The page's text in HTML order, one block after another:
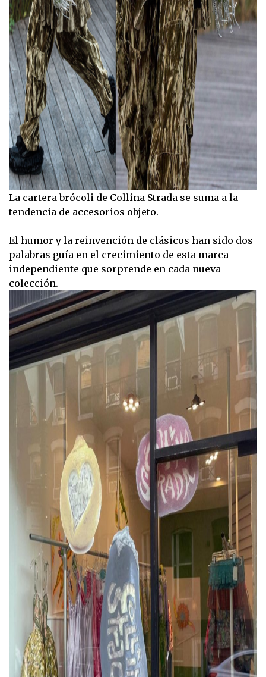
La cartera brócoli de Collina Strada se suma a la
tendencia de accesorios objeto.
El humor y la reinvención de clásicos han sido dos
palabras guía en el crecimiento de esta marca
independiente que sorprende en cada nueva
colección.